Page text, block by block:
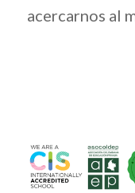
acercarnos al